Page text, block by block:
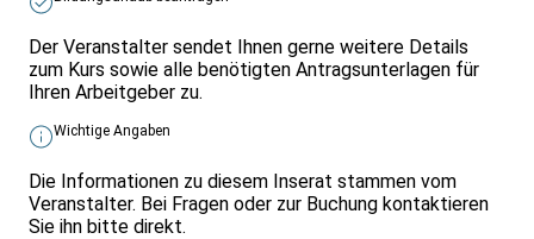
Der Veranstalter sendet Ihnen gerne weitere Details
zum Kurs sowie alle benötigten Antragsunterlagen für
Ihren Arbeitgeber zu.
Wichtige Angaben
Die Informationen zu diesem Inserat stammen vom
Veranstalter. Bei Fragen oder zur Buchung kontaktieren
Sie ihn bitte direkt.